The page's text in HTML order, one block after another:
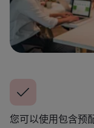
您可以使用包含预